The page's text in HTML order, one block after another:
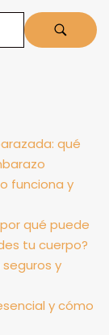
qué
funciona y
qué puede
tu cuerpo?
y
y cómo